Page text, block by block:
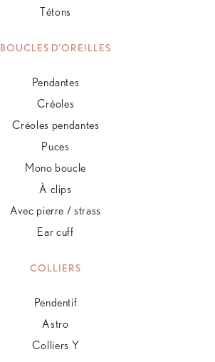
Tétons
BOUCLES D'OREILLES
Pendantes
Créoles
Créoles pendantes
Puces
Mono boucle
À clips
Avec pierre / strass
Ear cuff
COLLIERS
Pendentif
Astro
Colliers Y